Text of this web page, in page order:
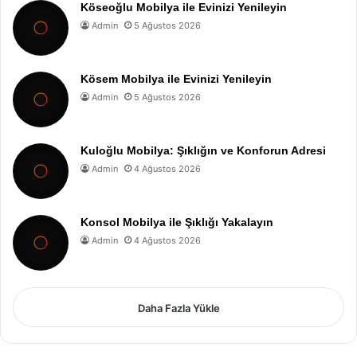
Köseoğlu Mobilya ile Evinizi Yenileyin
Admin 5 Ağustos 2026
Kösem Mobilya ile Evinizi Yenileyin
Admin 5 Ağustos 2026
Kuloğlu Mobilya: Şıklığın ve Konforun Adresi
Admin 4 Ağustos 2026
Konsol Mobilya ile Şıklığı Yakalayın
Admin 4 Ağustos 2026
Daha Fazla Yükle